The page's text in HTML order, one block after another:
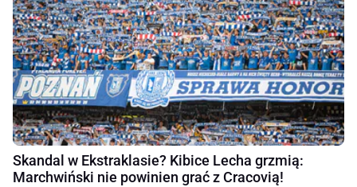
Skandal w Ekstraklasie? Kibice Lecha grzmią:
Marchwiński nie powinien grać z Cracovią!